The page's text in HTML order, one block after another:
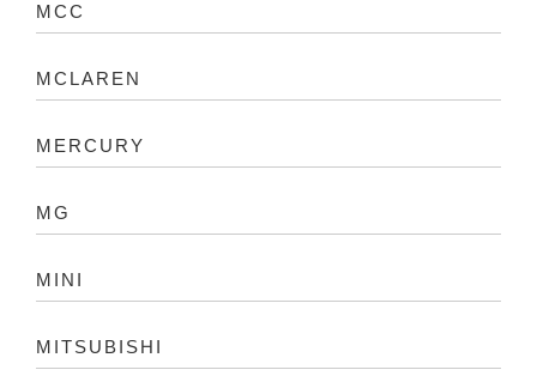
MCC
MCLAREN
MERCURY
MG
MINI
MITSUBISHI